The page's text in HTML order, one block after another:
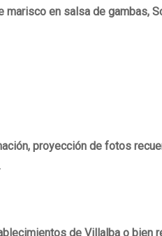
marisco en salsa de gambas,
proyección de fotos
de Villalba o